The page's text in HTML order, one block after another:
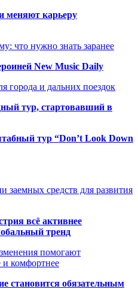
меняют карьеру
что нужно знать заранее
New Music Daily
города и дальних поездок
тур, стартовавший в
тур “Don’t Look Down
заемных средств для развития
всё активнее
тренд
помогают
и комфортнее
становится обязательным